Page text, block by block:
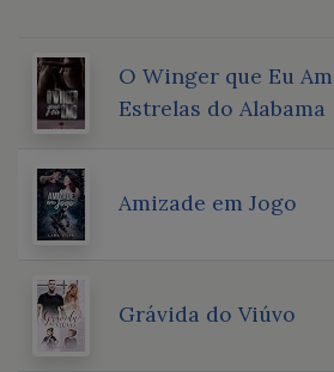
O Winger que Eu
Estrelas do Alabama
Amizade em Jogo
Grávida do Viúvo